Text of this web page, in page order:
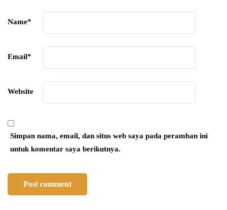
Name*
Email*
Website
Simpan nama, email, dan situs web saya pada peramban ini
untuk komentar saya berikutnya.